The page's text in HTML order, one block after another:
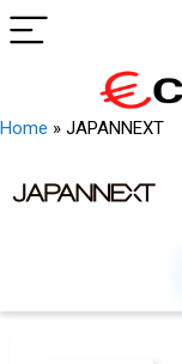
Home » JAPANNEXT